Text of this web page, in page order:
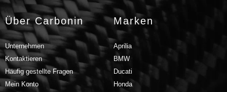
Über Carbonin
Unternehmen
Kontaktieren
Häufig gestellte Fragen
Mein Konto
Marken
Aprilia
BMW
Ducati
Honda